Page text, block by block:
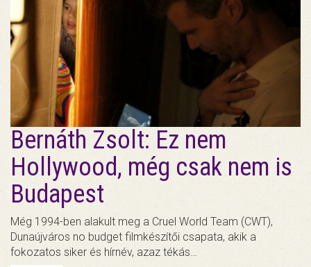
Bernáth Zsolt: Ez nem
Hollywood, még csak nem is
Budapest
Még 1994-ben alakult meg a Cruel World Team (CWT),
Dunaújváros no budget filmkészítői csapata, akik a
fokozatos siker és hírnév, azaz tékás…